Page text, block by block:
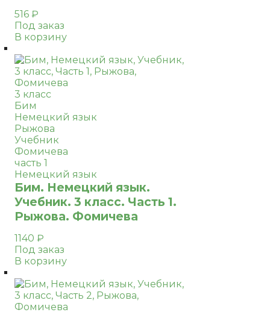
516 ₽
Под заказ
В корзину
3 класс
Бим
Немецкий язык
Рыжова
Учебник
Фомичева
часть 1
Немецкий язык
Бим. Немецкий язык.
Учебник. 3 класс. Часть 1.
Рыжова. Фомичева
1140 ₽
Под заказ
В корзину